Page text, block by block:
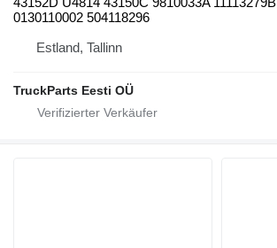
0130110002 504118296
Estland, Tallinn
TruckParts Eesti OÜ